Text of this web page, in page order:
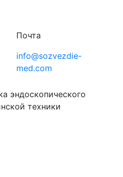
Почта
info@sozvezdie-
med.com
эндоскопического
техники